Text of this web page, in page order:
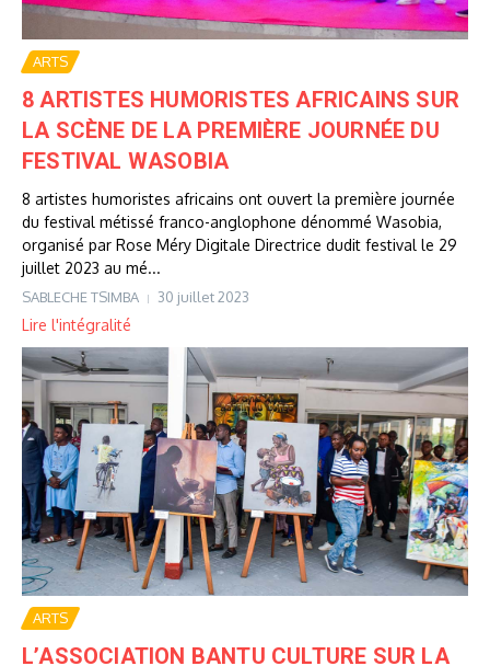
ARTS
8 ARTISTES HUMORISTES AFRICAINS SUR
LA SCÈNE DE LA PREMIÈRE JOURNÉE DU
FESTIVAL WASOBIA
8 artistes humoristes africains ont ouvert la première journée
du festival métissé franco-anglophone dénommé Wasobia,
organisé par Rose Méry Digitale Directrice dudit festival le 29
juillet 2023 au mé...
SABLECHE TSIMBA 30 juillet 2023
Lire l'intégralité
ARTS
L’ASSOCIATION BANTU CULTURE SUR LA